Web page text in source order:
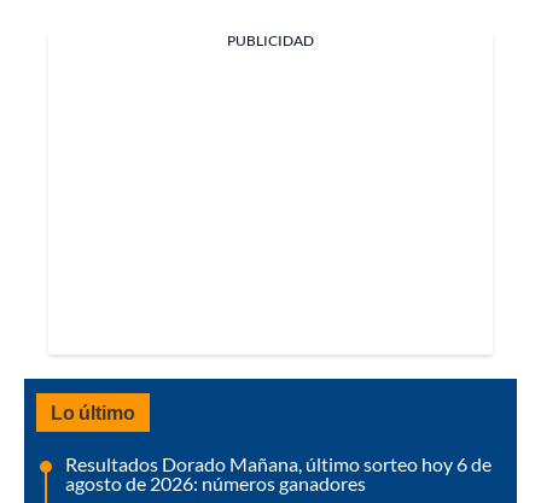
PUBLICIDAD
Lo último
Resultados Dorado Mañana, último sorteo hoy 6 de
agosto de 2026: números ganadores